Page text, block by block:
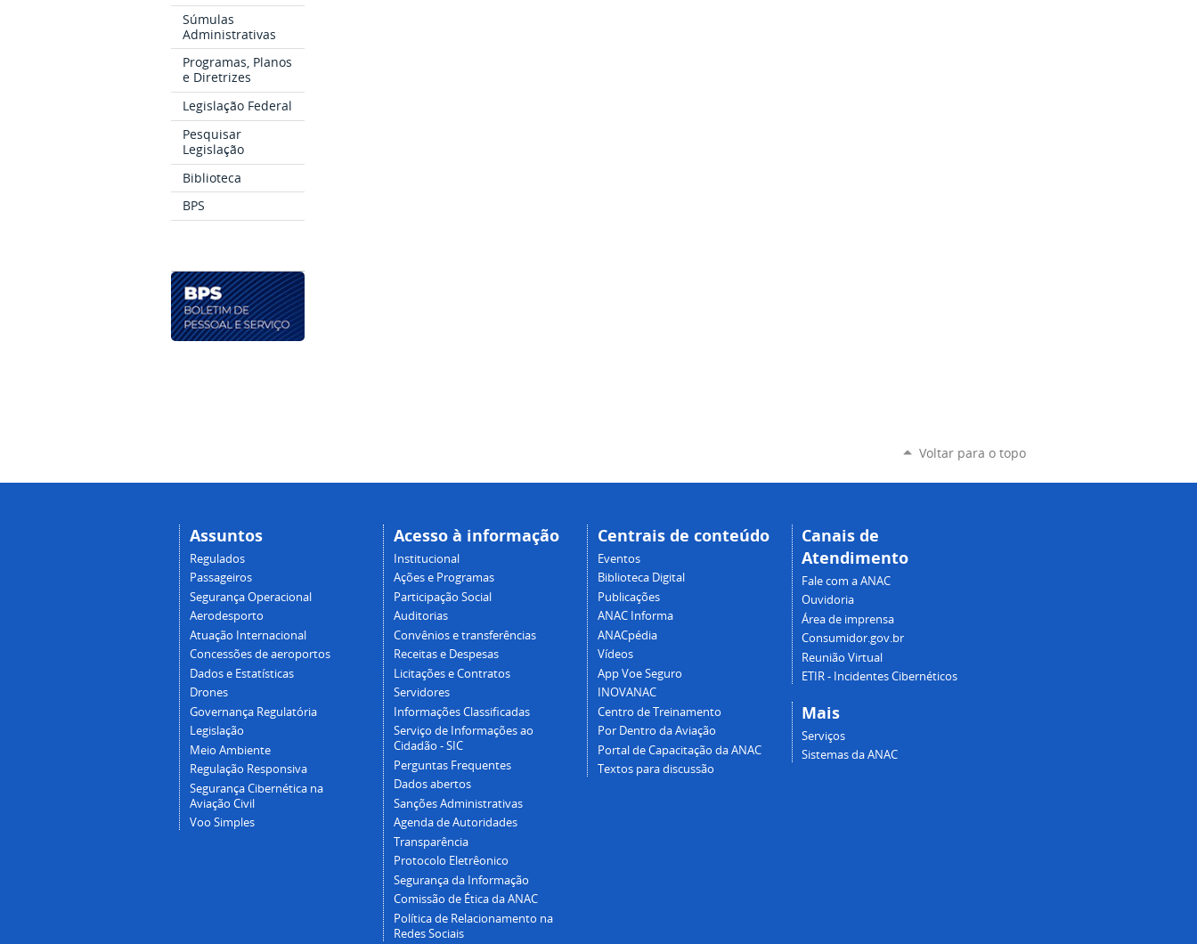
Súmulas
Administrativas
Programas, Planos
e Diretrizes
Legislação Federal
Pesquisar
Legislação
Biblioteca
BPS
Voltar para o topo
Assuntos
Regulados
Passageiros
Segurança Operacional
Aerodesporto
Atuação Internacional
Concessões de aeroportos
Dados e Estatísticas
Drones
Governança Regulatória
Legislação
Meio Ambiente
Regulação Responsiva
Segurança Cibernética na
Aviação Civil
Voo Simples
Acesso à informação
Institucional
Ações e Programas
Participação Social
Auditorias
Convênios e transferências
Receitas e Despesas
Licitações e Contratos
Servidores
Informações Classificadas
Serviço de Informações ao
Cidadão - SIC
Perguntas Frequentes
Dados abertos
Sanções Administrativas
Agenda de Autoridades
Transparência
Protocolo Eletrêonico
Segurança da Informação
Comissão de Ética da ANAC
Política de Relacionamento na
Redes Sociais
Centrais de conteúdo
Eventos
Biblioteca Digital
Publicações
ANAC Informa
ANACpédia
Vídeos
App Voe Seguro
INOVANAC
Centro de Treinamento
Por Dentro da Aviação
Portal de Capacitação da ANAC
Textos para discussão
Canais de
Atendimento
Fale com a ANAC
Ouvidoria
Área de imprensa
Consumidor.gov.br
Reunião Virtual
ETIR - Incidentes Cibernéticos
Mais
Serviços
Sistemas da ANAC